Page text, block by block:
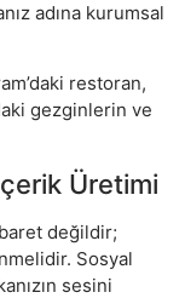
adına kurumsal
restoran,
gezginlerin ve
Üretimi
değildir;
Sosyal
sesini